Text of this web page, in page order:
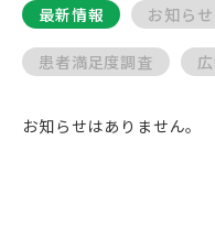
最新情報 お知らせ
患者満足度調査
お知らせはありません。